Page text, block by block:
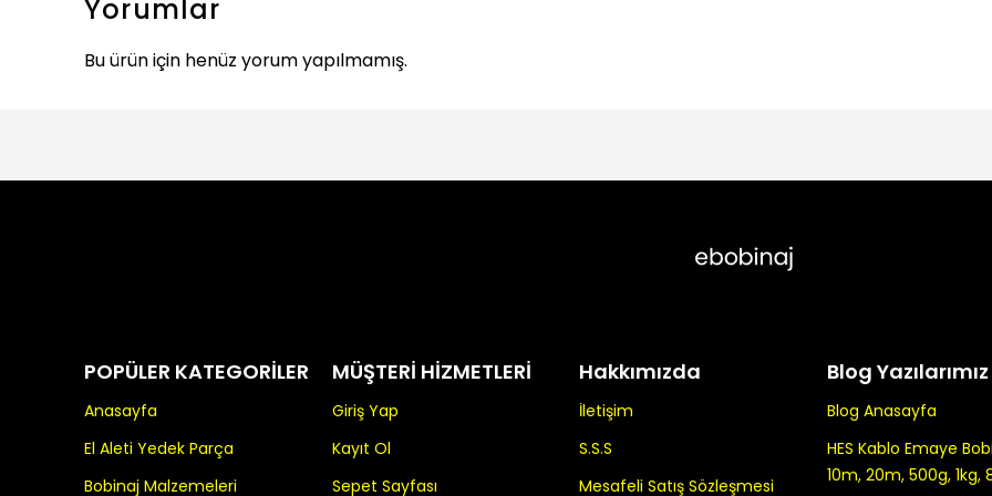
Yorumlar
Bu ürün için henüz yorum yapılmamış.
POPÜLER KATEGORİLER
Anasayfa
El Aleti Yedek Parça
Bobinaj Malzemeleri
MÜŞTERİ HİZMETLERİ
Giriş Yap
Kayıt Ol
Sepet Sayfası
Hakkımızda
İletişim
S.S.S
Mesafeli Satış Sözleşmesi
Blog Yazılarımız
Blog Anasayfa
HES Kablo Emaye
10m, 20m, 500g, 1kg,